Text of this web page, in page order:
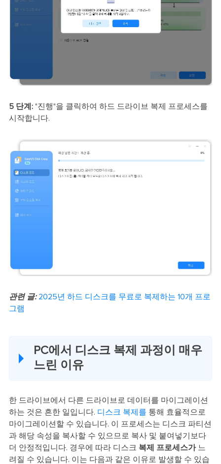
5 단계: "진행"을 클릭하여 하드 드라이브 복제 프로세스를
시작합니다.
관련 글: 2025년 하드 디스크를 무료로 복제하는 10개 프로
그램
PC에서 디스크 복제 과정이 매우
느린 이유
한 드라이브에서 다른 드라이브로 데이터를 마이그레이션
하는 것은 흔한 일입니다. 디스크 복제를 통해 효율적으로
마이그레이션할 수 있습니다. 이 프로세스는 디스크 파티션
과 해당 속성을 복사할 수 있으므로 복사 및 붙여넣기보다
더 안정적입니다. 경우에 따라 디스크 복제 프로세스가느
려질 수 있습니다. 이는 다음과 같은 이유로 발생할 수 있습